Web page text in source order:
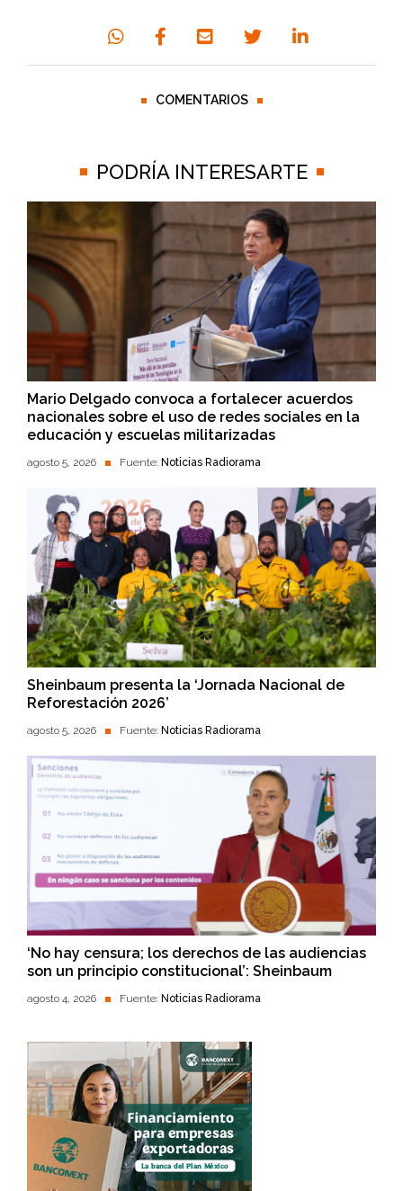
COMENTARIOS
PODRÍA INTERESARTE
Mario Delgado convoca a fortalecer acuerdos
nacionales sobre el uso de redes sociales en la
educación y escuelas militarizadas
agosto 5, 2026 Fuente: Noticias Radiorama
Sheinbaum presenta la ‘Jornada Nacional de
Reforestación 2026’
agosto 5, 2026 Fuente: Noticias Radiorama
‘No hay censura; los derechos de las audiencias
son un principio constitucional’: Sheinbaum
agosto 4, 2026 Fuente: Noticias Radiorama